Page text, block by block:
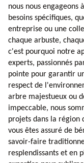
nous nous engageons
besoins spécifiques,
entreprise ou une
chaque arbuste,
c'est pourquoi notre
experts, passionnés
pointe pour garantir
respect de
arbre majestueux ou
impeccable, nous
projets dans la région
vous êtes assuré de
savoir-faire
resplendissants et en